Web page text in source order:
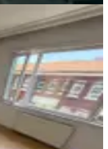
Mah Kıralık Daıre
06.08.2026